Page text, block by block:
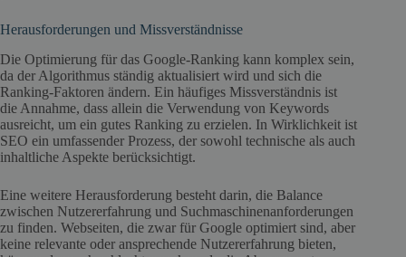
Herausforderungen und Missverständnisse
Die Optimierung für das Google-Ranking kann komplex sein,
da der Algorithmus ständig aktualisiert wird und sich die
Ranking-Faktoren ändern. Ein häufiges Missverständnis ist
die Annahme, dass allein die Verwendung von Keywords
ausreicht, um ein gutes Ranking zu erzielen. In Wirklichkeit ist
SEO ein umfassender Prozess, der sowohl technische als auch
inhaltliche Aspekte berücksichtigt.
Eine weitere Herausforderung besteht darin, die Balance
zwischen Nutzererfahrung und Suchmaschinenanforderungen
zu finden. Webseiten, die zwar für Google optimiert sind, aber
keine relevante oder ansprechende Nutzererfahrung bieten,